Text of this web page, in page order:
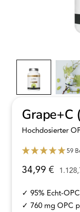
Grape+C
Hochdosierter
59
34,99 €
✓ 95% Echt-
✓ 760 mg OPC